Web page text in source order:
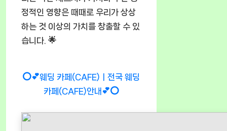
정적인 영향은 때때로 우리가 상상
하는 것 이상의 가치를 창출할 수 있
습니다. 🌟
⭕💕웨딩 카페(CAFE)ㅣ전국 웨딩
카페(CAFE)안내💕⭕